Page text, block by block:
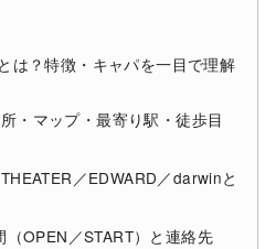
は？特徴・キャパを一目で理解
・マップ・最寄り駅・徒歩目
／EDWARD／darwinと
OPEN／START）と連絡先